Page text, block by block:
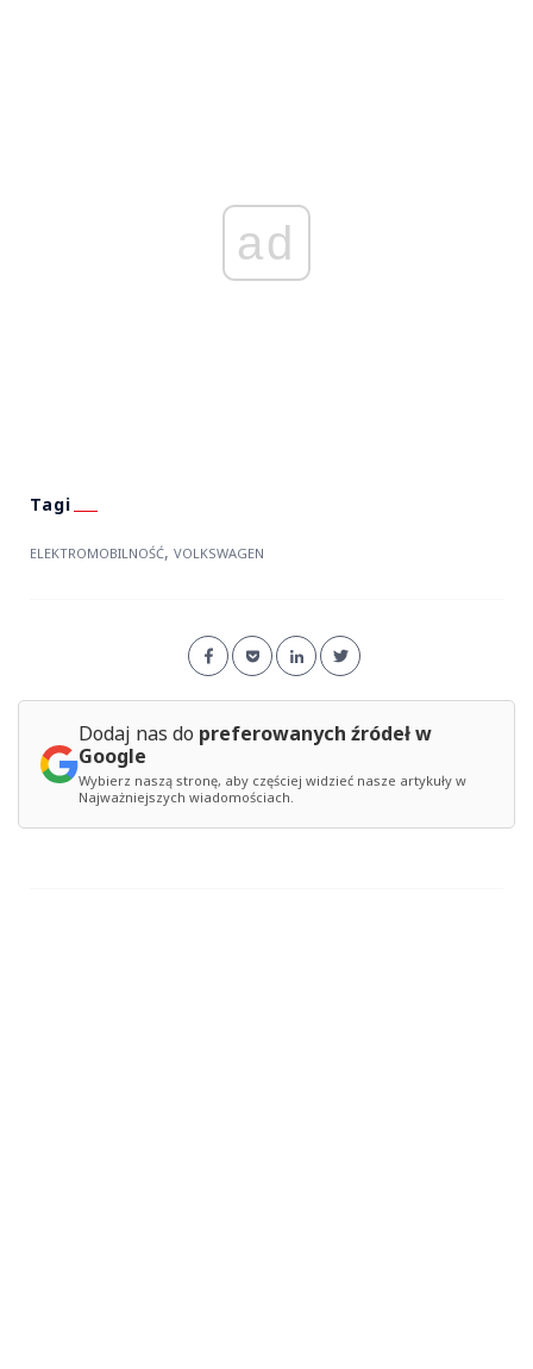
ad
ELEKTROMOBILNOŚĆ, VOLKSWAGEN
Dodaj nas do preferowanych źródeł w
Google
Wybierz naszą stronę, aby częściej widzieć nasze artykuły w
Najważniejszych wiadomościach.